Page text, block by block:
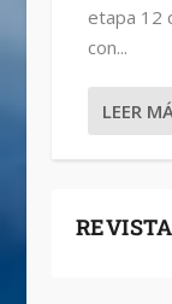
etapa 12
con...
LEER